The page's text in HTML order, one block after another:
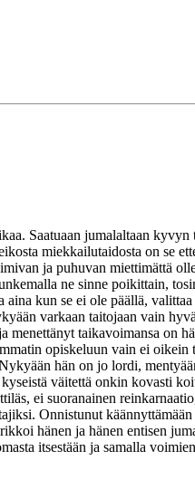
Saatuaan jumalaltaan
miekkailutaidosta on se
ja puhuvan miettimättä
ne sinne poikittain,
kun se ei ole päällä, valittaa
varkaan taitojaan vain
taikavoimansa on
opiskeluun vain ei oikein
hän on jo lordi,
väitettä onkin kovasti
ei suoranainen
Onnistunut
hänen ja hänen entisen
itsestään ja samalla